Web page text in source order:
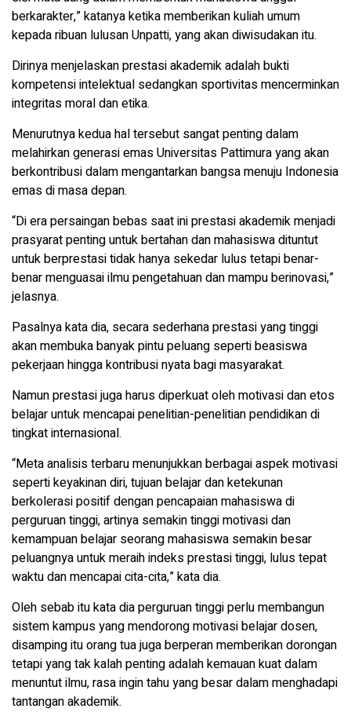
berkarakter,” katanya ketika memberikan kuliah umum
kepada ribuan lulusan Unpatti, yang akan diwisudakan itu.
Dirinya menjelaskan prestasi akademik adalah bukti
kompetensi intelektual sedangkan sportivitas mencerminkan
integritas moral dan etika.
Menurutnya kedua hal tersebut sangat penting dalam
melahirkan generasi emas Universitas Pattimura yang akan
berkontribusi dalam mengantarkan bangsa menuju Indonesia
emas di masa depan.
“Di era persaingan bebas saat ini prestasi akademik menjadi
prasyarat penting untuk bertahan dan mahasiswa dituntut
untuk berprestasi tidak hanya sekedar lulus tetapi benar-
benar menguasai ilmu pengetahuan dan mampu berinovasi,”
jelasnya.
Pasalnya kata dia, secara sederhana prestasi yang tinggi
akan membuka banyak pintu peluang seperti beasiswa
pekerjaan hingga kontribusi nyata bagi masyarakat.
Namun prestasi juga harus diperkuat oleh motivasi dan etos
belajar untuk mencapai penelitian-penelitian pendidikan di
tingkat internasional.
“Meta analisis terbaru menunjukkan berbagai aspek motivasi
seperti keyakinan diri, tujuan belajar dan ketekunan
berkolerasi positif dengan pencapaian mahasiswa di
perguruan tinggi, artinya semakin tinggi motivasi dan
kemampuan belajar seorang mahasiswa semakin besar
peluangnya untuk meraih indeks prestasi tinggi, lulus tepat
waktu dan mencapai cita-cita,” kata dia.
Oleh sebab itu kata dia perguruan tinggi perlu membangun
sistem kampus yang mendorong motivasi belajar dosen,
disamping itu orang tua juga berperan memberikan dorongan
tetapi yang tak kalah penting adalah kemauan kuat dalam
menuntut ilmu, rasa ingin tahu yang besar dalam menghadapi
tantangan akademik.